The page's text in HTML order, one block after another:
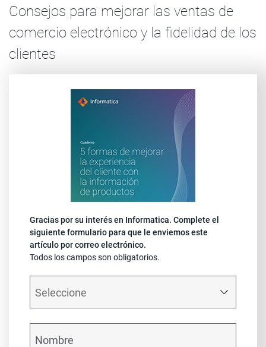
Consejos para mejorar las ventas de
comercio electrónico y la fidelidad de los
clientes
Gracias por su interés en Informatica. Complete el
siguiente formulario para que le enviemos este
artículo por correo electrónico.
Todos los campos son obligatorios.